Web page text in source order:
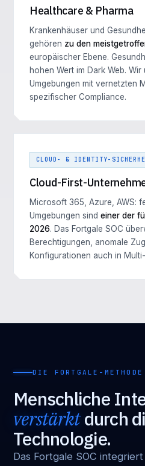
Healthcare & Pharma
Krankenhäuser und
gehören zu den
europäischer Ebene.
hohen Wert im Dark Web.
Umgebungen mit vernetzten
spezifischer Compliance.
CLOUD- & IDENTITY-
Cloud-First-
Microsoft 365, Azure, AWS:
Umgebungen sind einer der
2026. Das Fortgale SOC
Berechtigungen, anomale
Konfigurationen auch in
DIE FORTGALE-METHODE
Menschliche
verstärktdurch
Technologie.
Das Fortgale SOC integriert